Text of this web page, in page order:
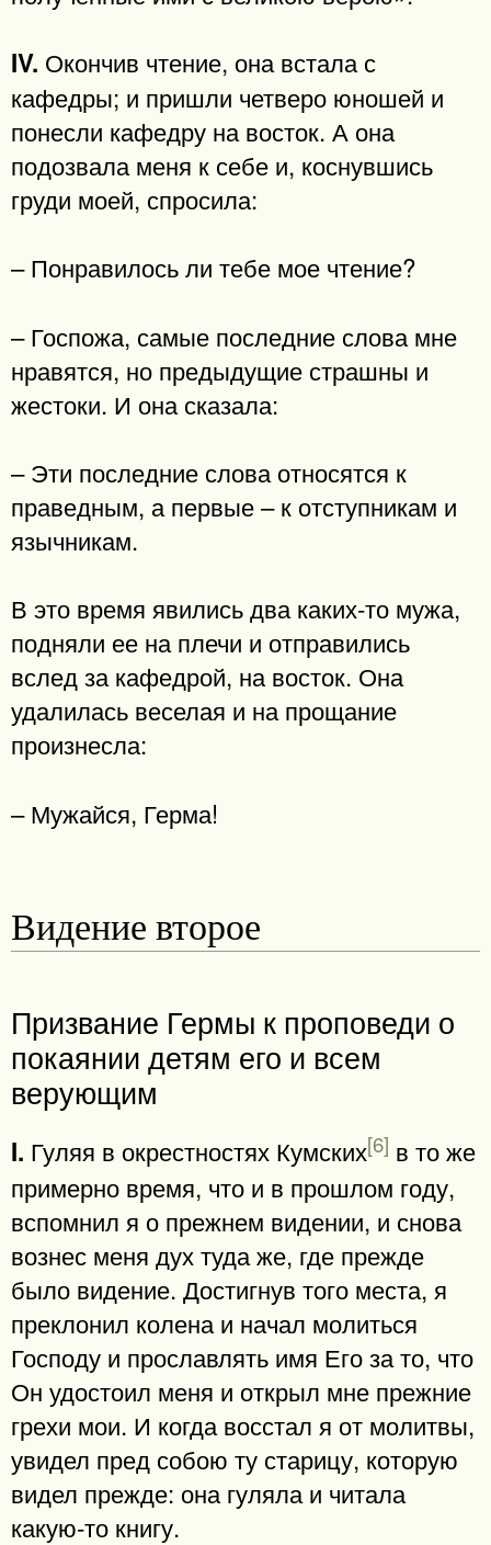
IV. Окончив чтение, она встала с
кафедры; и пришли четверо юношей и
понесли кафедру на восток. А она
подозвала меня к себе и, коснувшись
груди моей, спросила:
– Понравилось ли тебе мое чтение?
– Госпожа, самые последние слова мне
нравятся, но предыдущие страшны и
жестоки. И она сказала:
– Эти последние слова относятся к
праведным, а первые – к отступникам и
язычникам.
В это время явились два каких-то мужа,
подняли ее на плечи и отправились
вслед за кафедрой, на восток. Она
удалилась веселая и на прощание
произнесла:
– Мужайся, Герма!
Видение второе
Призвание Гермы к проповеди о
покаянии детям его и всем
верующим
I. Гуляя в окрестностях Кумских[6] в то же
примерно время, что и в прошлом году,
вспомнил я о прежнем видении, и снова
вознес меня дух туда же, где прежде
было видение. Достигнув того места, я
преклонил колена и начал молиться
Господу и прославлять имя Его за то, что
Он удостоил меня и открыл мне прежние
грехи мои. И когда восстал я от молитвы,
увидел пред собою ту старицу, которую
видел прежде: она гуляла и читала
какую-то книгу.